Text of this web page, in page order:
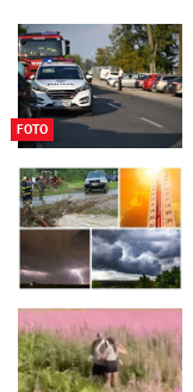
FOTO